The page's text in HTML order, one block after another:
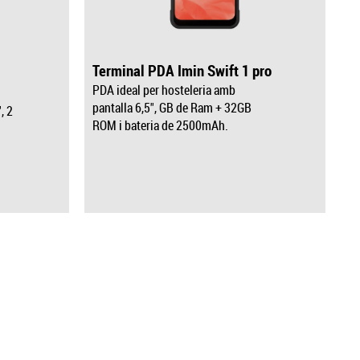
2
Terminal PDA Imin Swift 1 pro
PDA ideal per hosteleria amb
pantalla 6,5", GB de Ram + 32GB
ROM i bateria de 2500mAh.